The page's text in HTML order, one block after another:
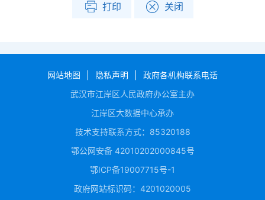
打印 关闭
网站地图 隐私声明
政府各机构联系电话
武汉市江岸区人民政府办公室主办
江岸区大数据中心承办
技术支持联系方式：85320188
鄂公网安备 42010202000845号
鄂ICP备19007715号-1
政府网站标识码：4201020005